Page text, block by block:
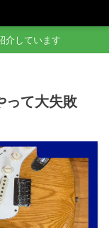
介しています
って大失敗